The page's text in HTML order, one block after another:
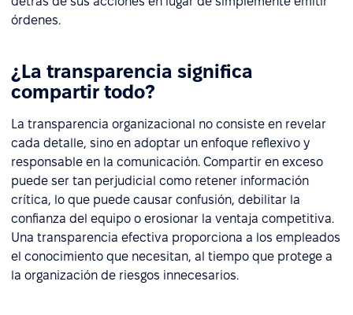
órdenes.
¿La transparencia significa
compartir todo?
La transparencia organizacional no consiste en revelar
cada detalle, sino en adoptar un enfoque reflexivo y
responsable en la comunicación. Compartir en exceso
puede ser tan perjudicial como retener información
crítica, lo que puede causar confusión, debilitar la
confianza del equipo o erosionar la ventaja competitiva.
Una transparencia efectiva proporciona a los empleados
el conocimiento que necesitan, al tiempo que protege a
la organización de riesgos innecesarios.